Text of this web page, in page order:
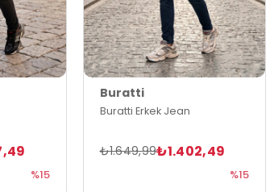
%15
Buratti
Buratti Erkek Jean
₺1.402,49
₺1.649,99
%15